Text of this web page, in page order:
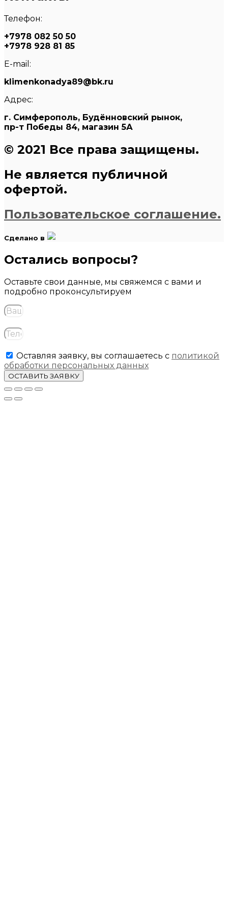
Телефон:
+7978 082 50 50
+7978 928 81 85
E-mail:
klimenkonadya89@bk.ru
Адрес:
г. Симферополь, Будённовский рынок,
пр-т Победы 84, магазин 5А
© 2021 Все права защищены.
Не является публичной
офертой.
Пользовательское соглашение.
Сделано в
Остались вопросы?
Оставьте свои данные, мы свяжемся с вами и
подробно проконсультируем
Оставляя заявку, вы соглашаетесь с политикой
обработки персональных данных
ОСТАВИТЬ ЗАЯВКУ